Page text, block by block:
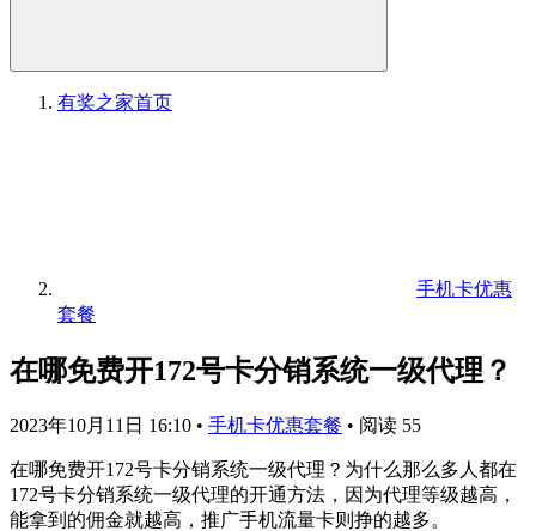
有奖之家首页
手机卡优惠
套餐
在哪免费开172号卡分销系统一级代理？
2023年10月11日 16:10 • 手机卡优惠套餐 • 阅读 55
在哪免费开172号卡分销系统一级代理？为什么那么多人都在
172号卡分销系统一级代理的开通方法，因为代理等级越高，
能拿到的佣金就越高，推广手机流量卡则挣的越多。